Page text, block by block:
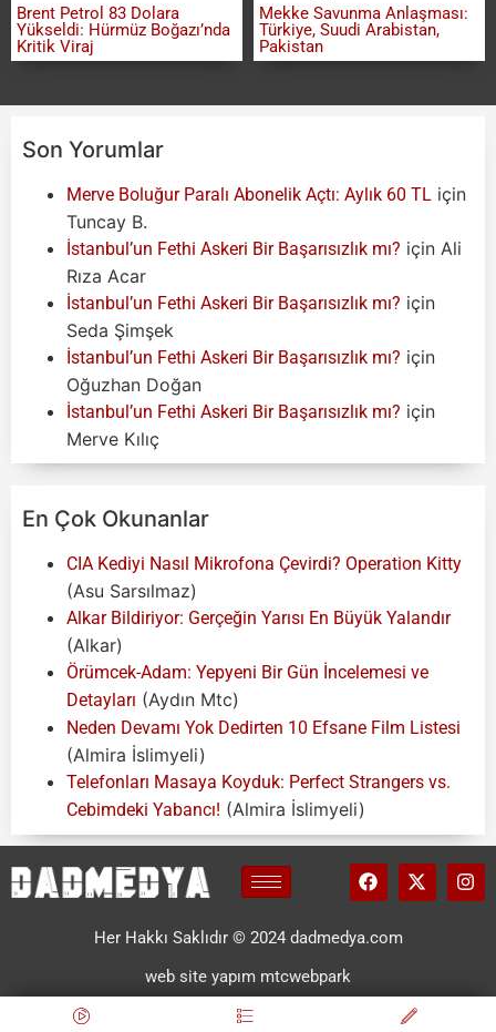
Brent Petrol 83 Dolara
Yükseldi: Hürmüz Boğazı’nda
Kritik Viraj
Mekke Savunma Anlaşması:
Türkiye, Suudi Arabistan,
Pakistan
Son Yorumlar
Merve Boluğur Paralı Abonelik Açtı: Aylık 60 TL için
Tuncay B.
İstanbul’un Fethi Askeri Bir Başarısızlık mı? için Ali
Rıza Acar
İstanbul’un Fethi Askeri Bir Başarısızlık mı? için
Seda Şimşek
İstanbul’un Fethi Askeri Bir Başarısızlık mı? için
Oğuzhan Doğan
İstanbul’un Fethi Askeri Bir Başarısızlık mı? için
Merve Kılıç
En Çok Okunanlar
CIA Kediyi Nasıl Mikrofona Çevirdi? Operation Kitty
(Asu Sarsılmaz)
Alkar Bildiriyor: Gerçeğin Yarısı En Büyük Yalandır
(Alkar)
Örümcek-Adam: Yepyeni Bir Gün İncelemesi ve
Detayları (Aydın Mtc)
Neden Devamı Yok Dedirten 10 Efsane Film Listesi
(Almira İslimyeli)
Telefonları Masaya Koyduk: Perfect Strangers vs.
Cebimdeki Yabancı! (Almira İslimyeli)
Her Hakkı Saklıdır © 2024 dadmedya.com
web site yapım mtcwebpark